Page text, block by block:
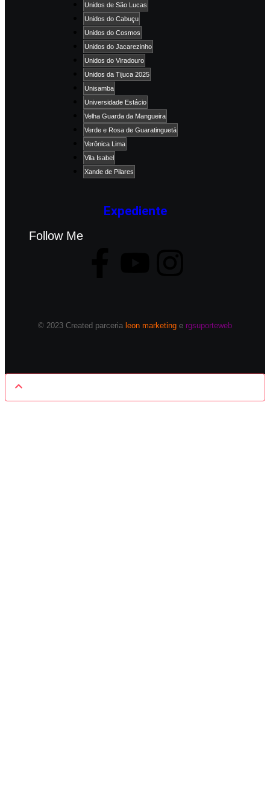
Unidos de São Lucas
Unidos do Cabuçu
Unidos do Cosmos
Unidos do Jacarezinho
Unidos do Viradouro
Unidos da Tijuca 2025
Unisamba
Universidade Estácio
Velha Guarda da Mangueira
Verde e Rosa de Guaratinguetá
Verônica Lima
Vila Isabel
Xande de Pilares
Expediente
Follow Me
© 2023 Created parceria leon marketing e rgsuporteweb